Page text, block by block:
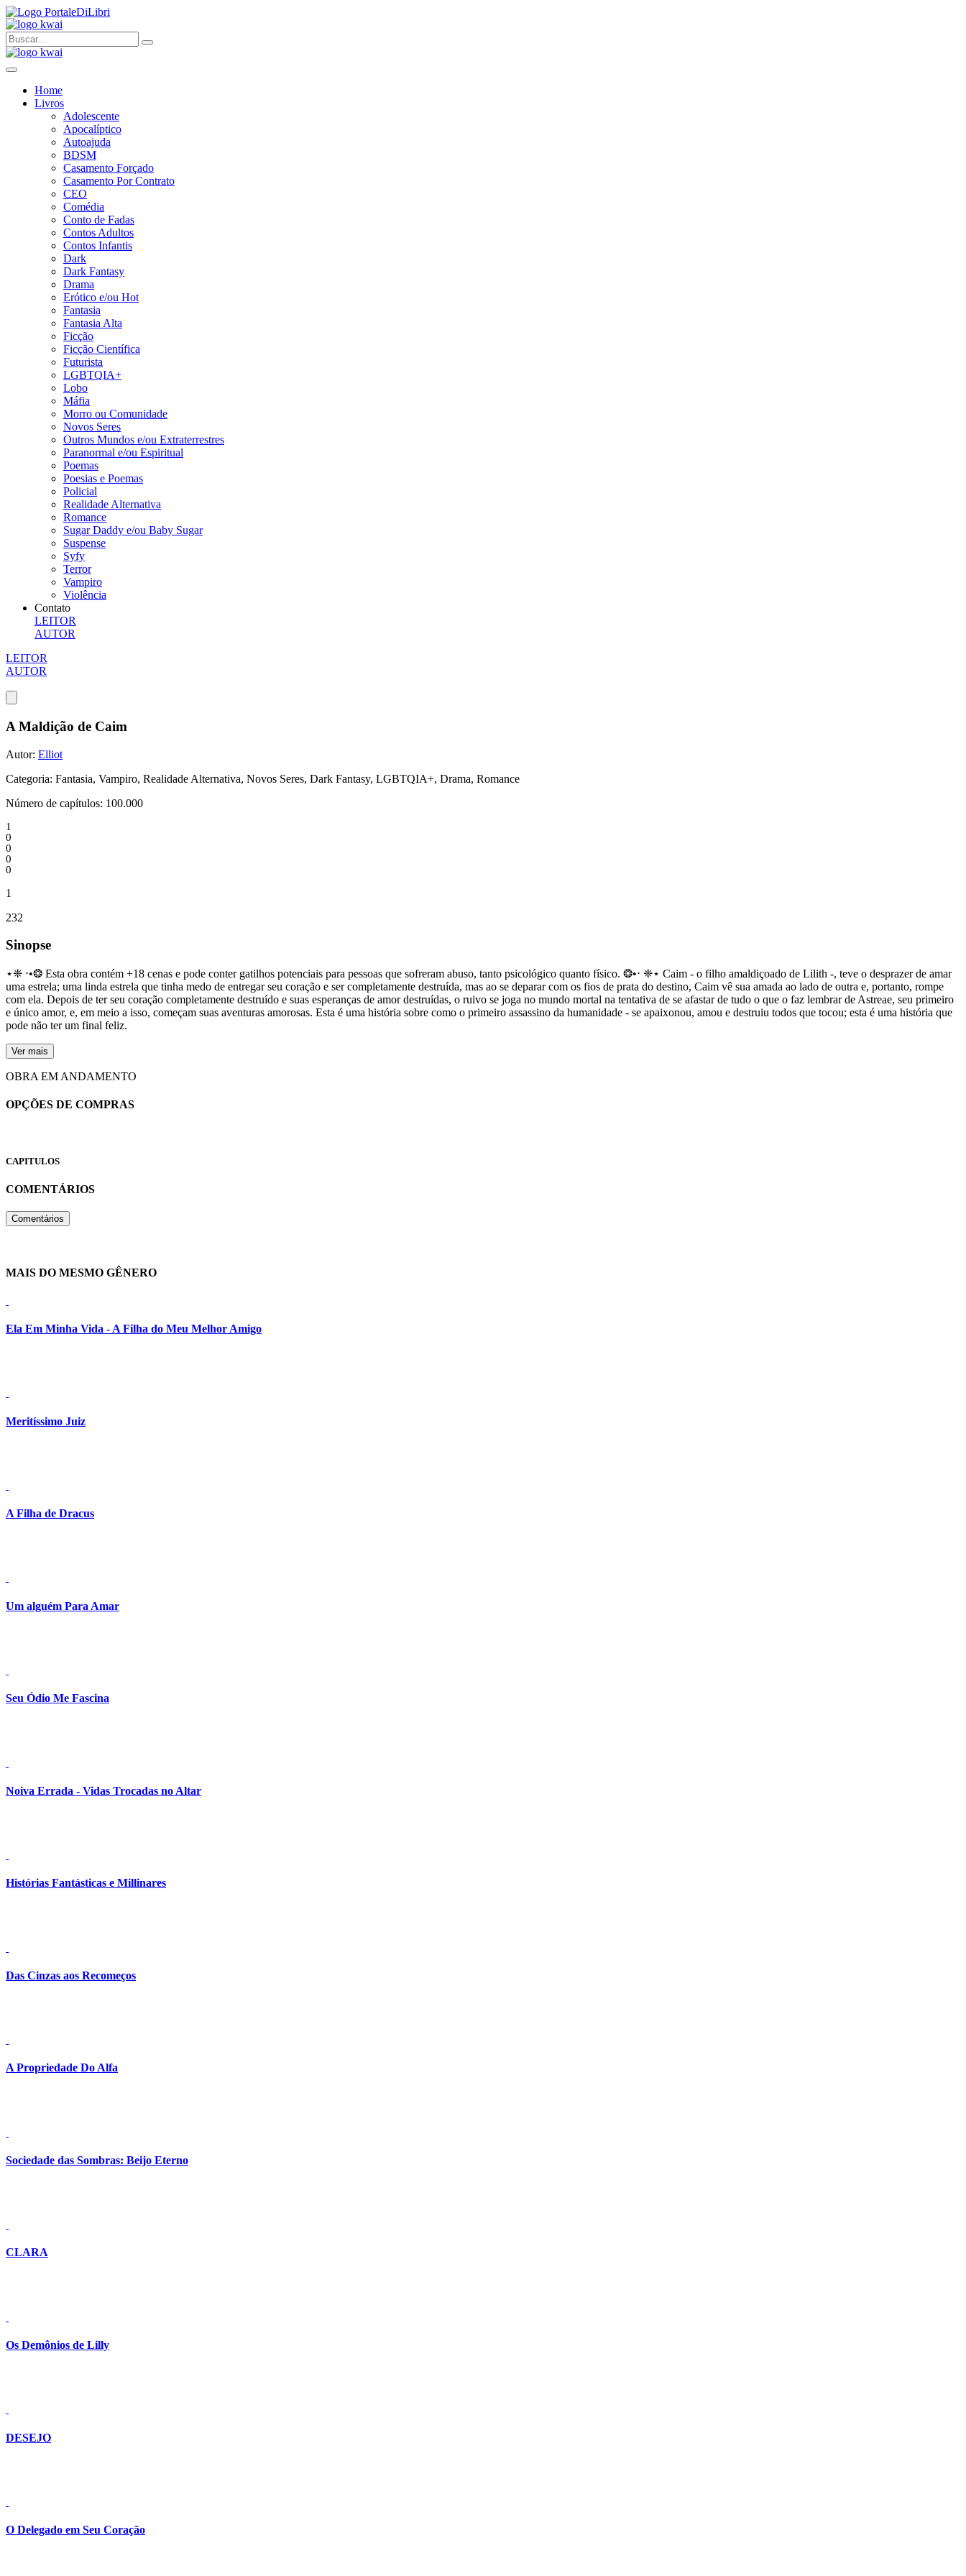
Home
Livros
Adolescente
Apocalíptico
Autoajuda
BDSM
Casamento Forçado
Casamento Por Contrato
CEO
Comédia
Conto de Fadas
Contos Adultos
Contos Infantis
Dark
Dark Fantasy
Drama
Erótico e/ou Hot
Fantasia
Fantasia Alta
Ficção
Ficção Científica
Futurista
LGBTQIA+
Lobo
Máfia
Morro ou Comunidade
Novos Seres
Outros Mundos e/ou Extraterrestres
Paranormal e/ou Espiritual
Poemas
Poesias e Poemas
Policial
Realidade Alternativa
Romance
Sugar Daddy e/ou Baby Sugar
Suspense
Syfy
Terror
Vampiro
Violência
Contato
LEITOR
AUTOR
LEITOR
AUTOR
A Maldição de Caim
Autor: Elliot
Categoria: Fantasia, Vampiro, Realidade Alternativa, Novos Seres, Dark Fantasy, LGBTQIA+, Drama, Romance
Número de capítulos: 100.000
1
0
0
0
0
1
232
Sinopse
⋆❈ ⋅•❂ Esta obra contém +18 cenas e pode conter gatilhos potenciais para pessoas que sofreram abuso, tanto psicológico quanto físico. ❂•⋅ ❈⋆ Caim - o filho amaldiçoado de Lilith -, teve o desprazer de amar
uma estrela; uma linda estrela que tinha medo de entregar seu coração e ser completamente destruída, mas ao se deparar com os fios de prata do destino, Caim vê sua amada ao lado de outra e, portanto, rompe
com ela. Depois de ter seu coração completamente destruído e suas esperanças de amor destruídas, o ruivo se joga no mundo mortal na tentativa de se afastar de tudo o que o faz lembrar de Astreae, seu primeiro
e único amor, e, em meio a isso, começam suas aventuras amorosas. Esta é uma história sobre como o primeiro assassino da humanidade - se apaixonou, amou e destruiu todos que tocou; esta é uma história que
pode não ter um final feliz.
Ver mais
OBRA EM ANDAMENTO
OPÇÕES DE COMPRAS
CAPITULOS
COMENTÁRIOS
Comentários
MAIS DO MESMO GÊNERO
Ela Em Minha Vida - A Filha do Meu Melhor Amigo
Meritíssimo Juiz
A Filha de Dracus
Um alguém Para Amar
Seu Ódio Me Fascina
Noiva Errada - Vidas Trocadas no Altar
Histórias Fantásticas e Millinares
Das Cinzas aos Recomeços
A Propriedade Do Alfa
Sociedade das Sombras: Beijo Eterno
CLARA
Os Demônios de Lilly
DESEJO
O Delegado em Seu Coração